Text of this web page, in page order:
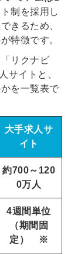
制を採用し
きるため、
特徴です。
リクナビ
サイトと、
を一覧表で
大手求人サ
イト
約700～120
0万人
4週間単位
（期間固
定） ※
会員登録
しい採用の
したインタ